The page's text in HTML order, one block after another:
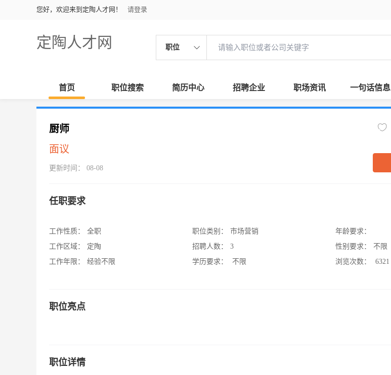
您好，欢迎来到定陶人才网！ 请登录
定陶人才网 职位
首页 职位搜索 简历中心 招聘企业 职场资讯 一句话信息
厨师
面议
更新时间： 08-08
任职要求
工作性质：
全职
工作区域：
定陶
工作年限：
经验不限
职位类别：
市场营销
招聘人数：
3
学历要求：
不限
年龄要求：
性别要求：
不限
浏览次数：
6321
职位亮点
职位详情